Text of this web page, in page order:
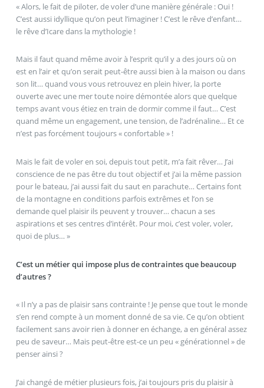
« Alors, le fait de piloter, de voler d’une manière générale : Oui !
C’est aussi idyllique qu’on peut l’imaginer ! C’est le rêve d’enfant…
le rêve d’Icare dans la mythologie !
Mais il faut quand même avoir à l’esprit qu’il y a des jours où on
est en l’air et qu’on serait peut-être aussi bien à la maison ou dans
son lit… quand vous vous retrouvez en plein hiver, la porte
ouverte avec une mer toute noire démontée alors que quelque
temps avant vous étiez en train de dormir comme il faut… C’est
quand même un engagement, une tension, de l’adrénaline… Et ce
n’est pas forcément toujours « confortable » !
Mais le fait de voler en soi, depuis tout petit, m’a fait rêver… J’ai
conscience de ne pas être du tout objectif et j’ai la même passion
pour le bateau, j’ai aussi fait du saut en parachute… Certains font
de la montagne en conditions parfois extrêmes et l’on se
demande quel plaisir ils peuvent y trouver… chacun a ses
aspirations et ses centres d’intérêt. Pour moi, c’est voler, voler,
quoi de plus… »
C’est un métier qui impose plus de contraintes que beaucoup
d’autres ?
« Il n’y a pas de plaisir sans contrainte ! Je pense que tout le monde
s’en rend compte à un moment donné de sa vie. Ce qu’on obtient
facilement sans avoir rien à donner en échange, a en général assez
peu de saveur… Mais peut-être est-ce un peu « générationnel » de
penser ainsi ?
J’ai changé de métier plusieurs fois, j’ai toujours pris du plaisir à